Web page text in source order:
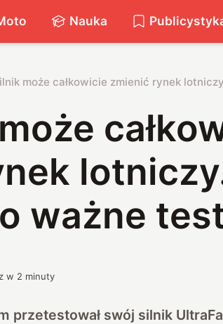
Nauka
może całkowicie zmienić rynek
ważne
w 2 minuty
przetestował swój silnik